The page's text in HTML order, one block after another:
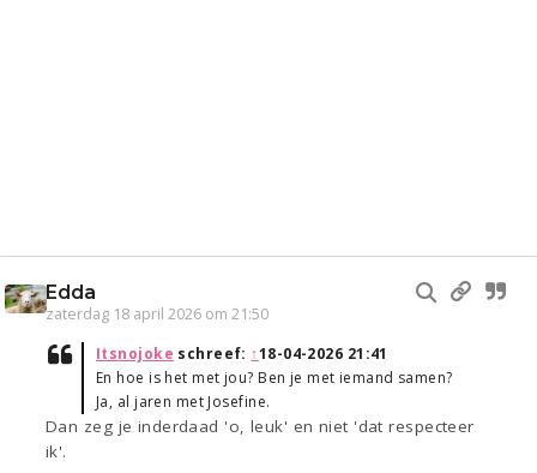
Edda
zaterdag 18 april 2026 om 21:50
Itsnojoke schreef: ↑18-04-2026 21:41
En hoe is het met jou? Ben je met iemand samen?
Ja, al jaren met Josefine.
Dan zeg je inderdaad 'o, leuk' en niet 'dat respecteer
ik'.